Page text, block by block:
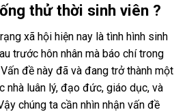
thử thời sinh viên ?
xã hội hiện nay là tình hình sinh
trước hôn nhân mà báo chí trong
đề này đã và đang trở thành một
nhà luân lý, đạo đức, giáo dục, và
chúng ta cần nhìn nhận vấn đề